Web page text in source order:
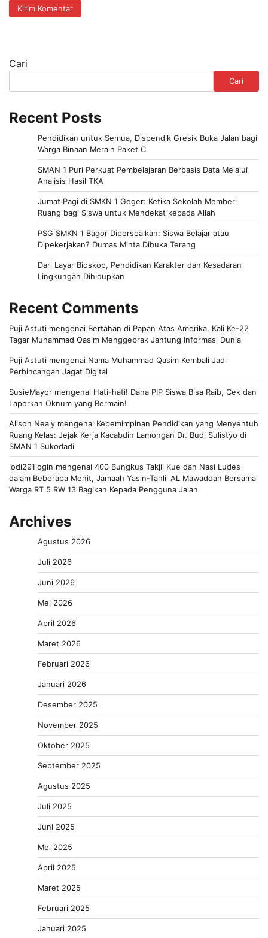
Cari
Cari
Recent Posts
Pendidikan untuk Semua, Dispendik Gresik Buka Jalan bagi
Warga Binaan Meraih Paket C
SMAN 1 Puri Perkuat Pembelajaran Berbasis Data Melalui
Analisis Hasil TKA
Jumat Pagi di SMKN 1 Geger: Ketika Sekolah Memberi
Ruang bagi Siswa untuk Mendekat kepada Allah
PSG SMKN 1 Bagor Dipersoalkan: Siswa Belajar atau
Dipekerjakan? Dumas Minta Dibuka Terang
Dari Layar Bioskop, Pendidikan Karakter dan Kesadaran
Lingkungan Dihidupkan
Recent Comments
Puji Astuti mengenai Bertahan di Papan Atas Amerika, Kali Ke-22
Tagar Muhammad Qasim Menggebrak Jantung Informasi Dunia
Puji Astuti mengenai Nama Muhammad Qasim Kembali Jadi
Perbincangan Jagat Digital
SusieMayor mengenai Hati-hati! Dana PIP Siswa Bisa Raib, Cek dan
Laporkan Oknum yang Bermain!
Alison Nealy mengenai Kepemimpinan Pendidikan yang Menyentuh
Ruang Kelas: Jejak Kerja Kacabdin Lamongan Dr. Budi Sulistyo di
SMAN 1 Sukodadi
lodi291login mengenai 400 Bungkus Takjil Kue dan Nasi Ludes
dalam Beberapa Menit, Jamaah Yasin-Tahlil AL Mawaddah Bersama
Warga RT 5 RW 13 Bagikan Kepada Pengguna Jalan
Archives
Agustus 2026
Juli 2026
Juni 2026
Mei 2026
April 2026
Maret 2026
Februari 2026
Januari 2026
Desember 2025
November 2025
Oktober 2025
September 2025
Agustus 2025
Juli 2025
Juni 2025
Mei 2025
April 2025
Maret 2025
Februari 2025
Januari 2025